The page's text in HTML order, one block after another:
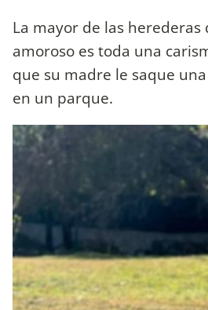
La mayor de las herederas
amoroso es toda una
que su madre le saque
en un parque.